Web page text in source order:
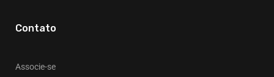
Contato
Associe-se